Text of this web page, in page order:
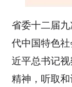
省委十二届
代中国特色
近平总书记
精神，听取